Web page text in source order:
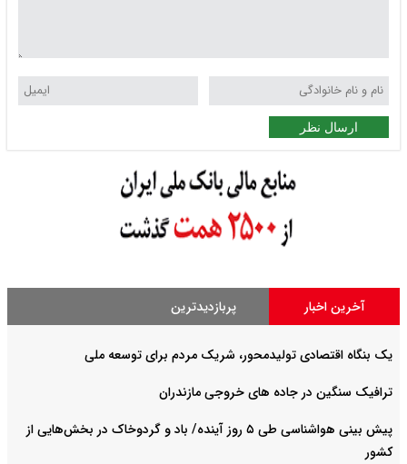
ارسال نظر
آخرین اخبار پربازدیدترین
یک بنگاه اقتصادی تولیدمحور، شریک مردم برای توسعه ملی
ترافیک سنگین در جاده های خروجی مازندران
پیش بینی هواشناسی طی ۵ روز آینده/ باد و گردوخاک در بخش‌هایی از
کشور